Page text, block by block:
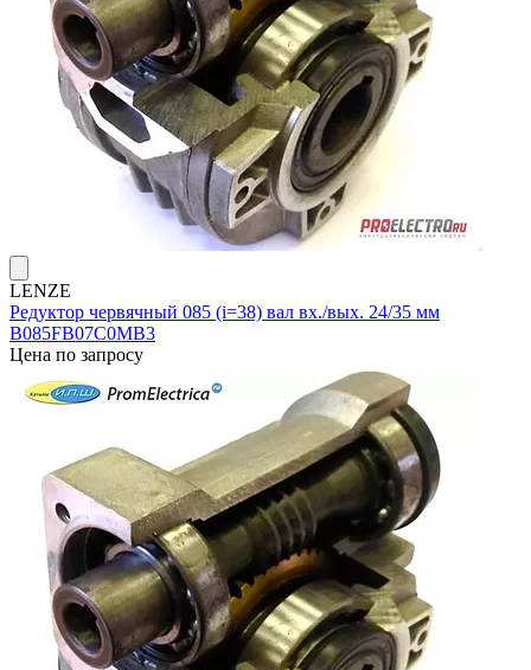
LENZE
Редуктор червячный 085 (i=38) вал вх./вых. 24/35 мм
B085FB07C0MB3
Цена по запросу